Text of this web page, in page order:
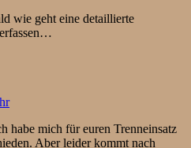
wie geht eine detaillierte
habe mich für euren Trenneinsatz
Aber leider kommt nach